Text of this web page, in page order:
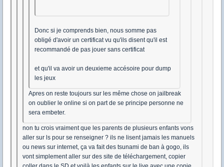
Donc si je comprends bien, nous somme pas
obligé d'avoir un certificat vu qu'ils disent qu'il est
recommandé de pas jouer sans certificat
et qu'il va avoir un deuxieme accésoire pour dump
les jeux
Apres on reste toujours sur les même chose on jailbreak
on oublier le online si on part de se principe personne ne
sera embeter.
non tu crois vraiment que les parents de plusieurs enfants vons
aller sur ls pour se renseigner ? ils ne lisent jamais les manuels
ou news sur internet, ça va fait des tsunami de ban à gogo, ils
vont simplement aller sur des site de téléchargement, copier